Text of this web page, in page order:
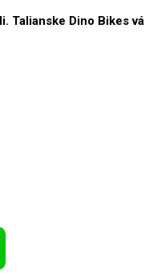
Talianske Dino Bikes vá